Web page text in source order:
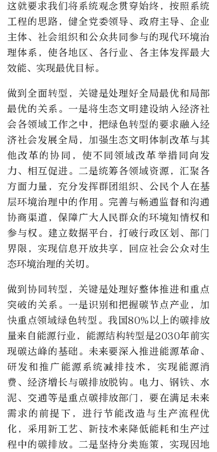
这就要求我们将系统观念贯穿始终，按照系统
工程的思路，健全党委领导、政府主导、企业
主体、社会组织和公众共同参与的现代环境治
理体系，使各地区、各行业、各主体发挥最大
效能、实现最优目标。
做到全面转型，关键是处理好全局最优和局部
最优的关系。一是将生态文明建设纳入经济社
会各领域工作之中，把绿色转型的要求融入经
济社会发展全局，加强生态文明体制改革与其
他改革的协同，使不同领域改革举措同向发
力、相互促进。二是统筹各领域资源，汇聚各
方面力量，充分发挥群团组织、公民个人在基
层环境治理中的作用。完善与畅通监督和沟通
协商渠道，保障广大人民群众的环境知情权和
参与权。建立数据平台，打破行政区划、部门
界限，实现信息开放共享，回应社会公众对生
态环境治理的关切。
做到协同转型，关键是处理好整体推进和重点
突破的关系。一是识别和把握碳节点产业，加
快重点领域绿色转型。我国80%以上的碳排放
量来自能源行业，能源结构转型是2030年前实
现碳达峰的基础。未来要深入推进能源革命、
研发和推广能源系统减排技术，实现能源消
费、经济增长与碳排放脱钩。电力、钢铁、水
泥、交通等是重点碳排放部门，要在满足未来
需求的前提下，进行节能改造与生产流程优
化，采用新工艺、新技术来降低能耗和生产过
程中的碳排放。二是坚持分类施策，实现因地